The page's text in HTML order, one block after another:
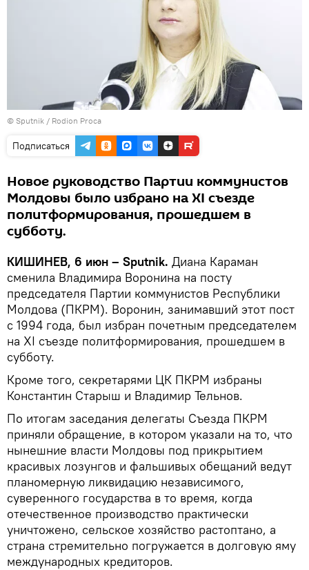
© Sputnik / Rodion Proca
Подписаться
Новое руководство Партии коммунистов
Молдовы было избрано на XI съезде
политформирования, прошедшем в
субботу.
КИШИНЕВ, 6 июн – Sputnik. Диана Караман
сменила Владимира Воронина на посту
председателя Партии коммунистов Республики
Молдова (ПКРМ). Воронин, занимавший этот пост
с 1994 года, был избран почетным председателем
на XI съезде политформирования, прошедшем в
субботу.
Кроме того, секретарями ЦК ПКРМ избраны
Константин Старыш и Владимир Тельнов.
По итогам заседания делегаты Съезда ПКРМ
приняли обращение, в котором указали на то, что
нынешние власти Молдовы под прикрытием
красивых лозунгов и фальшивых обещаний ведут
планомерную ликвидацию независимого,
суверенного государства в то время, когда
отечественное производство практически
уничтожено, сельское хозяйство растоптано, а
страна стремительно погружается в долговую яму
международных кредиторов.